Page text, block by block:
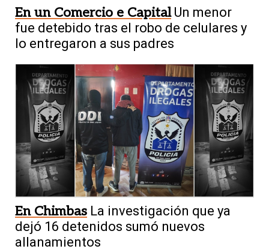
En un Comercio e Capital Un menor
fue detebido tras el robo de celulares y
lo entregaron a sus padres
En Chimbas La investigación que ya
dejó 16 detenidos sumó nuevos
allanamientos